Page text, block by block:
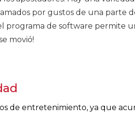
por gustos de una parte
programa de software permite
movió!
de entretenimiento, ya que